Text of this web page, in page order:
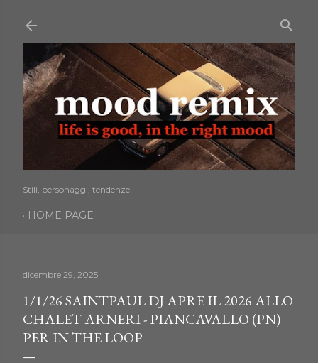
Stili, personaggi, tendenze
HOME PAGE
dicembre 29, 2025
1/1/26 SAINTPAUL DJ APRE IL 2026 ALLO
CHALET ARNERI - PIANCAVALLO (PN)
PER IN THE LOOP